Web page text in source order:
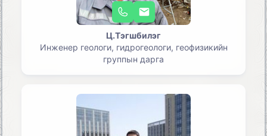
Ц.Тэгшбилэг
Инженер геологи, гидрогеологи, геофизикийн
группын дарга